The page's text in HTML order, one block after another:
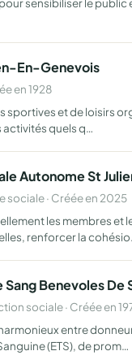
sensibiliser le
En-Genevois
en 1928
sportives et de loisirs
quels q…
Autonome St
sociale · Créée en 2025
les membres
renforcer la
Sang Benevoles
sociale · Créée en
entre
(ETS), de prom…